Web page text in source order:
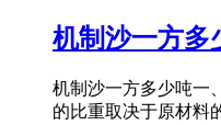
机制沙一方多
机制沙一方多少吨一
的比重取决于原材料